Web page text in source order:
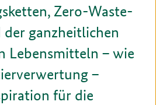
Zero-Waste-
ganzheitlichen
Lebensmitteln – wie
–
für die